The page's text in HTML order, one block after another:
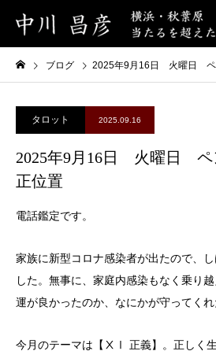
ブログ 2025年9月16日 火曜日 ペ
タロット 2025.09.16
2025年9月16日 火曜日 ペ
正位置
電話鑑定です。
家族に新型コロナ感染者が出たので、
した。無事に、家庭内感染もなく乗り越
運が良かったのか、なにかが守ってくれ
今月のテーマは【ⅩⅠ 正義】。正しく